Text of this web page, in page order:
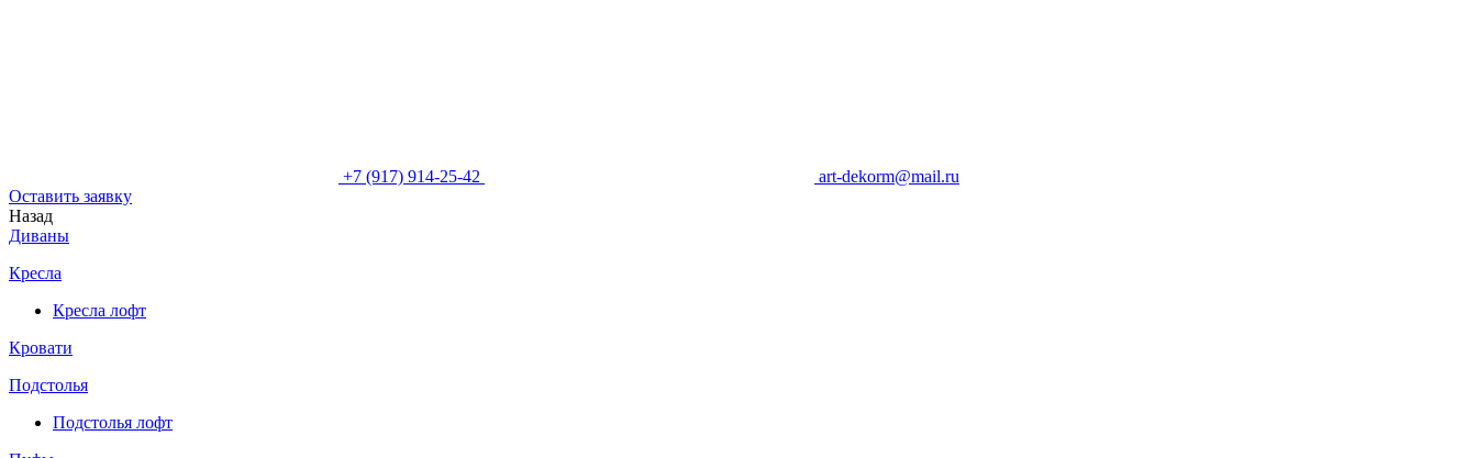
+7 (917) 914-25-42
art-dekorm@mail.ru
Оставить заявку
Назад
Диваны
Кресла
Кресла лофт
Кровати
Подстолья
Подстолья лофт